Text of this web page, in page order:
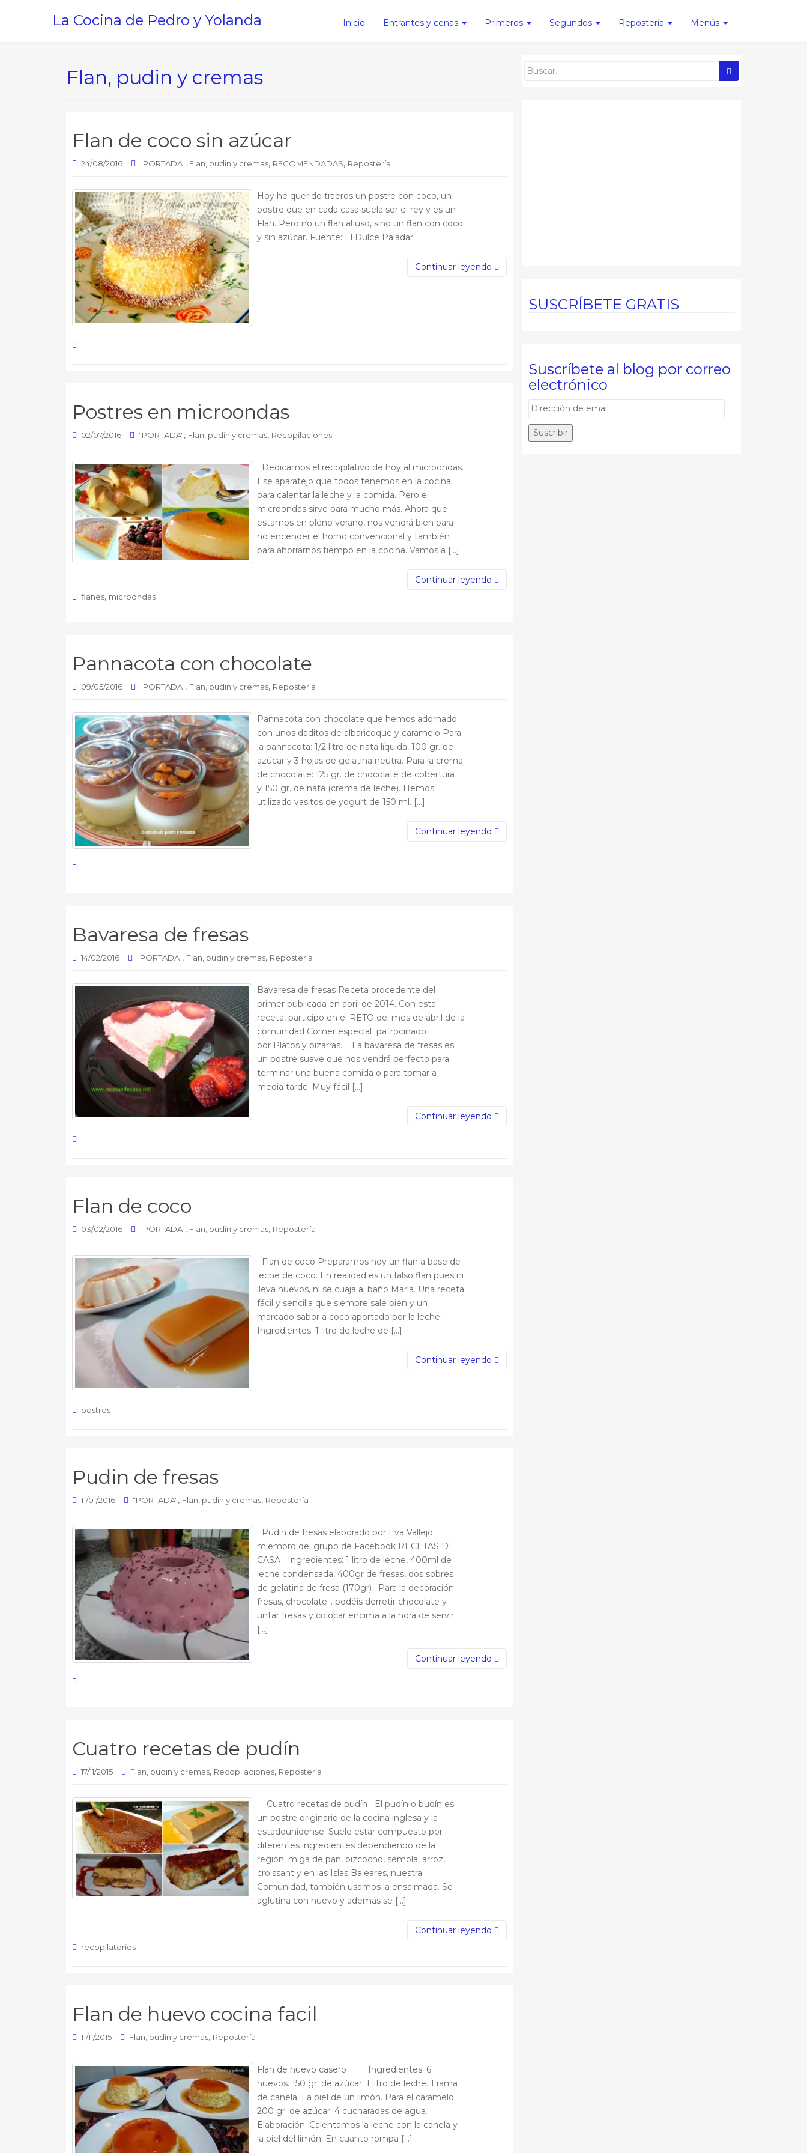
La Cocina de Pedro y Yolanda Inicio Entrantes y cenas Primeros Segundos Repostería Menús
Flan, pudin y cremas
Flan de coco sin azúcar
24/08/2016 "PORTADA", Flan, pudin y cremas, RECOMENDADAS, Repostería
Hoy he querido traeros un postre con coco, un
postre que en cada casa suela ser el rey y es un
Flan. Pero no un flan al uso, sino un flan con coco
y sin azúcar. Fuente: El Dulce Paladar.
Continuar leyendo
Postres en microondas
02/07/2016 "PORTADA", Flan, pudin y cremas, Recopilaciones
Dedicamos el recopilativo de hoy al microondas.
Ese aparatejo que todos tenemos en la cocina
para calentar la leche y la comida. Pero el
microondas sirve para mucho más. Ahora que
estamos en pleno verano, nos vendrá bien para
no encender el horno convencional y también
para ahorrarnos tiempo en la cocina. Vamos a […]
Continuar leyendo
flanes, microondas
Pannacota con chocolate
09/05/2016 "PORTADA", Flan, pudin y cremas, Repostería
Pannacota con chocolate que hemos adornado
con unos daditos de albaricoque y caramelo Para
la pannacota: 1/2 litro de nata líquida, 100 gr. de
azúcar y 3 hojas de gelatina neutra. Para la crema
de chocolate: 125 gr. de chocolate de cobertura
y 150 gr. de nata (crema de leche). Hemos
utilizado vasitos de yogurt de 150 ml. […]
Continuar leyendo
Bavaresa de fresas
14/02/2016 "PORTADA", Flan, pudin y cremas, Repostería
Bavaresa de fresas Receta procedente del
primer publicada en abril de 2014. Con esta
receta, participo en el RETO del mes de abril de la
comunidad Comer especial patrocinado
por Platos y pizarras. La bavaresa de fresas es
un postre suave que nos vendrá perfecto para
terminar una buena comida o para tomar a
media tarde. Muy fácil […]
Continuar leyendo
Flan de coco
03/02/2016 "PORTADA", Flan, pudin y cremas, Repostería
Flan de coco Preparamos hoy un flan a base de
leche de coco. En realidad es un falso flan pues ni
lleva huevos, ni se cuaja al baño María. Una receta
fácil y sencilla que siempre sale bien y un
marcado sabor a coco aportado por la leche.
Ingredientes: 1 litro de leche de […]
Continuar leyendo
postres
Pudin de fresas
11/01/2016 "PORTADA", Flan, pudin y cremas, Repostería
Pudin de fresas elaborado por Eva Vallejo
miembro del grupo de Facebook RECETAS DE
CASA Ingredientes: 1 litro de leche, 400ml de
leche condensada, 400gr de fresas, dos sobres
de gelatina de fresa (170gr) . Para la decoración:
fresas, chocolate… podéis derretir chocolate y
untar fresas y colocar encima a la hora de servir.
[…]
Continuar leyendo
Cuatro recetas de pudín
17/11/2015 Flan, pudin y cremas, Recopilaciones, Repostería
Cuatro recetas de pudín El pudín o budín es
un postre originario de la cocina inglesa y la
estadounidense. Suele estar compuesto por
diferentes ingredientes dependiendo de la
región: miga de pan, bizcocho, sémola, arroz,
croissant y en las Islas Baleares, nuestra
Comunidad, también usamos la ensaimada. Se
aglutina con huevo y además se […]
Continuar leyendo
recopilatorios
Flan de huevo cocina facil
11/11/2015 Flan, pudin y cremas, Repostería
Flan de huevo casero Ingredientes: 6
huevos. 150 gr. de azúcar. 1 litro de leche. 1 rama
de canela. La piel de un limón. Para el caramelo:
200 gr. de azúcar. 4 cucharadas de agua.
Elaboración: Calentamos la leche con la canela y
la piel del limón. En cuanto rompa […]
SUSCRÍBETE GRATIS
Suscríbete al blog por correo
electrónico
D